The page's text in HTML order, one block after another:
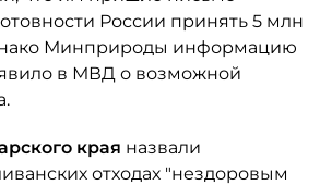
России принять 5 млн
Минприроды информацию
в МВД о возможной
края назвали
отходах "нездоровым